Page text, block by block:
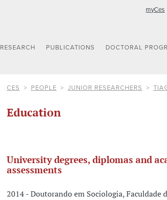
myCes
RESEARCH PUBLICATIONS DOCTORAL
CES PEOPLE JUNIOR RESEARCHERS
Education
University degrees, diplomas and
assessments
2014 - Doutorando em Sociologia, Faculdade